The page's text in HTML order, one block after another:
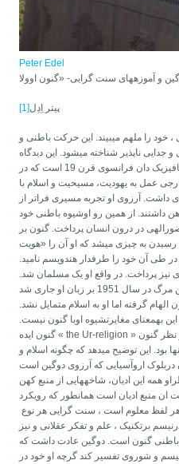
Peter Edel
پیتر اِدِل[1]
خود را ملهم می­بیند. این حرکت باطنی و
ناپذیر شناخته می­شود. این دیدگاه
اساسا مبتنی بر دیدگاه های رنِ گنون ،متافیزیک دان فرانسوی قرن 19 است که در
وخارجی عمل به یهودیت، مسیحیت و اسلام با
داشت. آرزوی او تجربه مسیری فراتر از
داشتند. از همین رو اوشیوه باطنی خود
در درون انسان پرداخت. گنون بر
رسیدن به چیزی می­شد که او آن را «هویت
در طی آن خود را طرفدار هندویسم نامید.
نیز پرداخت. در واقع او یک مسلمان شد.
برخی معتقدند آخرین کلمه­ای که درحین مرگ در سال 1951 بر زبان او جاری شد
الهام گرفته اما او به اسلام متمایل نشد.
بهمعنای مغایرتشیوه اوبا گنون نیست.
گنون ایده « the Ur-religion » را آموزش داد. از نظر گنون « the Ur-religion » در
بود. این توضیح میدهد که چگونه اسلام و
اروآسیایی که آرزوی دوگین است
همه این ادیان، شاخه­هایی از منبع کهن
ان منبع ادیان است همانطور که رویکرد
لفظ معلوم است ، سنت گرایی هر نوع
برتکنیک ، علم و تفکر عقلانی و نیز
گنون است. دوگین عادت داشت که
و شوروی تفسیر کند گرچه او خود در